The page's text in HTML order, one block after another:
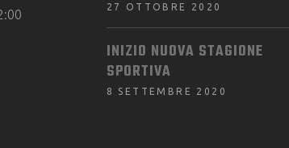
27 OTTOBRE 2020
INIZIO NUOVA STAGIONE
SPORTIVA
8 SETTEMBRE 2020